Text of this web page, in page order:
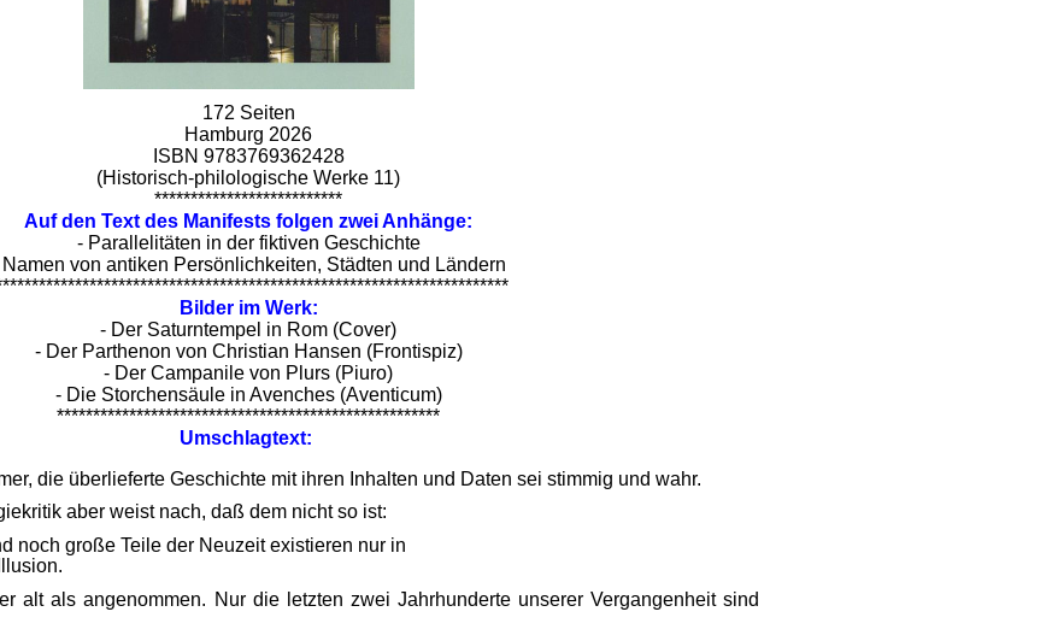
172 Seiten
Hamburg 2026
ISBN 9783769362428
(Historisch-philologische Werke 11)
**************************
Auf den Text des Manifests folgen zwei Anhänge:
- Parallelitäten in der fiktiven Geschichte
Namen von antiken Persönlichkeiten, Städten und Ländern
Bilder im Werk:
- Der Saturntempel in Rom (Cover)
- Der Parthenon von Christian Hansen (Frontispiz)
- Der Campanile von Plurs (Piuro)
- Die Storchensäule in Avenches (Aventicum)
*****************************************************
Umschlagtext:
die überlieferte Geschichte mit ihren Inhalten und Daten sei stimmig und wahr.
aber weist nach, daß dem nicht so ist:
noch große Teile der Neuzeit existieren nur in
alt als angenommen. Nur die letzten zwei Jahrhunderte unserer Vergangenheit sind